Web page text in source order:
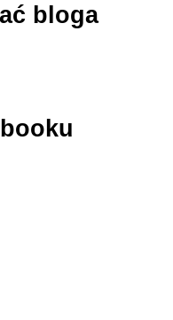
bloga